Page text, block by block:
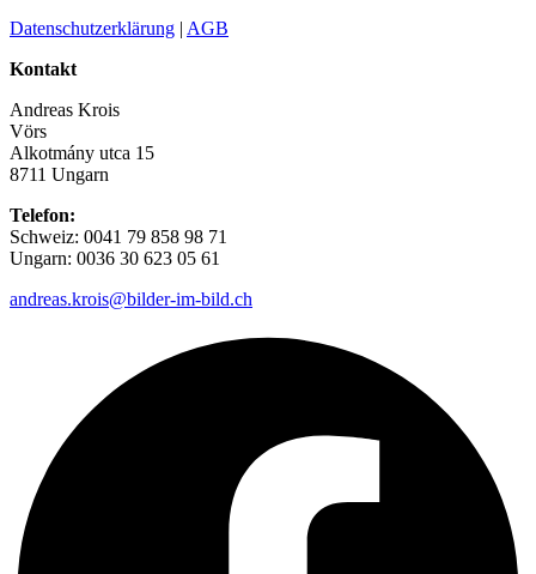
Datenschutzerklärung | AGB
Kontakt
Andreas Krois
Vörs
Alkotmány utca 15
8711 Ungarn
Telefon:
Schweiz: 0041 79 858 98 71
Ungarn: 0036 30 623 05 61
andreas.krois@bilder-im-bild.ch